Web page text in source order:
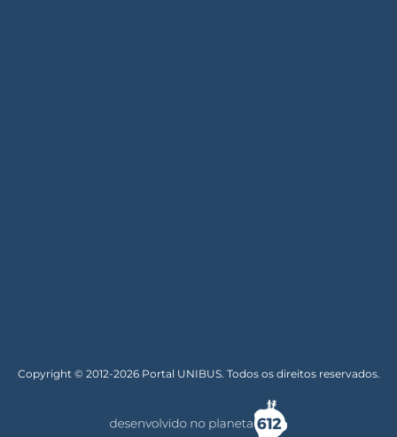
Copyright © 2012-2026 Portal UNIBUS. Todos os direitos reservados.